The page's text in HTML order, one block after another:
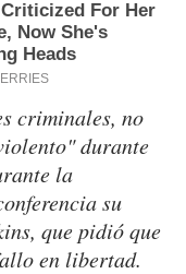
criminales, no
durante
la
su
que pidió que
en libertad.